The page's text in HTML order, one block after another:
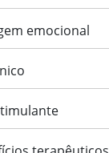
emocional